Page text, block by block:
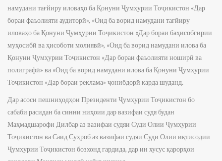
намудани тағйиру иловаҳо ба Қонуни Ҷумҳурии Тоҷикистон «Дар
бораи фаъолияти аудиторӣ», «Оид ба ворид намудани тағйиру
иловаҳо ба Қонуни Ҷумҳурии Тоҷикистон «Дар бораи баҳисобгирии
муҳосибӣ ва ҳисоботи молиявӣ», «Оид ба ворид намудани илова ба
Қонуни Ҷумҳурии Тоҷикистон «Дар бораи фаъолияти ноширӣ ва
полиграфӣ» ва «Оид ба ворид намудани илова ба Қонуни Ҷумҳурии
Тоҷикистон «Дар бораи реклама» ҷонибдорӣ карда шуданд.
Дар асоси пешниҳодҳои Президенти Ҷумҳурии Тоҷикистон бо
сабаби расидан ба синни ниҳоии дар вазифаи судя будан
Маҳмадшарофи Дилбар аз вазифаи судяи Суди Олии Ҷумҳурии
Тоҷикистон ва Саид Сӯҳроб аз вазифаи судяи Суди Олии иқтисодии
Ҷумҳурии Тоҷикистон бозхонд гардида, дар ин хусус қарорҳои